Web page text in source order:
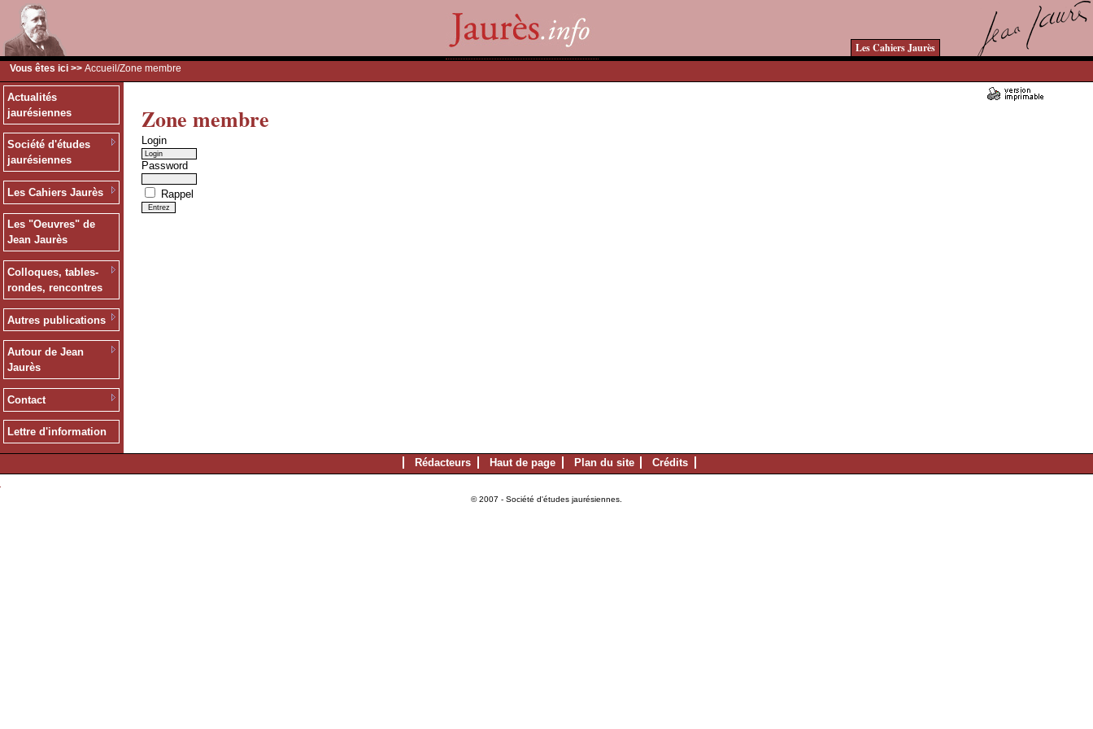
Les Cahiers Jaurès
Vous êtes ici >> Accueil /Zone membre
Actualités
jaurésiennes
Société d'études
jaurésiennes
Les Cahiers Jaurès
Les "Oeuvres" de
Jean Jaurès
Colloques, tables-
rondes, rencontres
Autres publications
Autour de Jean
Jaurès
Contact
Lettre d'information
Zone membre
Login
Password
Rappel
Rédacteurs Haut de page Plan du site Crédits
© 2007 - Société d'études jaurésiennes.